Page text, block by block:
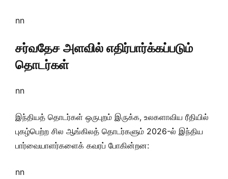
nn
சர்வதேச அளவில் எதிர்பார்க்கப்படும்
தொடர்கள்
nn
இந்தியத் தொடர்கள் ஒருபுறம் இருக்க, உலகளாவிய ரீதியில்
புகழ்பெற்ற சில ஆங்கிலத் தொடர்களும் 2026-ல் இந்திய
பார்வையாளர்களைக் கவரப் போகின்றன:
nn